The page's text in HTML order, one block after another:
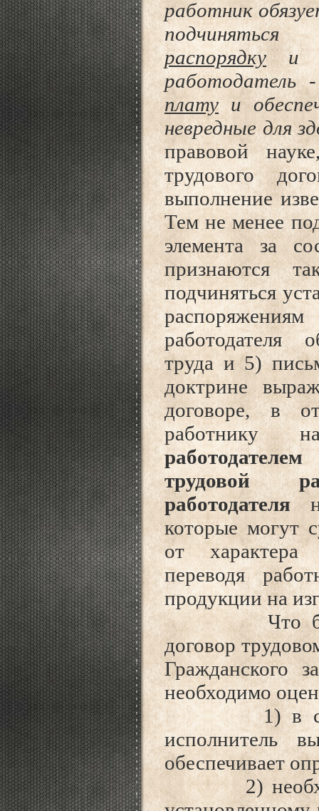
работник
распорядку
работодатель
платуи
невредные для
правовой
трудового
выполнение
Тем не менее
элемента за
признаются
подчиняться
работодателя
труда и 5)
доктрине
договоре, в
работнику
трудовой
работодателя
которые могут
от характера
переводя
продукции на
Что бы
договор
Гражданского
необходимо
1) в
исполнитель
обеспечивает
2)